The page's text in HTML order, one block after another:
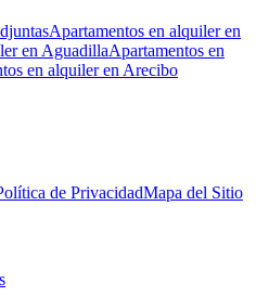
Apartamentos en alquiler en
en AguadillaApartamentos en
en alquiler en Arecibo
de PrivacidadMapa del Sitio